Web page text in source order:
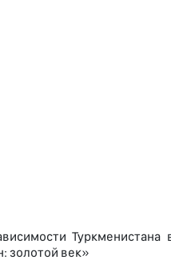
Туркменистана
золотой век»